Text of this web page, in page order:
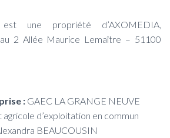
une propriété d’AXOMEDIA,
2 Allée Maurice Lemaître – 51100
: GAEC LA GRANGE NEUVE
d’exploitation en commun
BEAUCOUSIN